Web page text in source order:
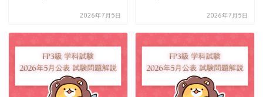
2026年7月5日 2026年7月5日